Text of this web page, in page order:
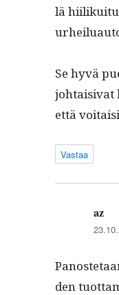
lä
Se hyvä
johtaisi­vat
että
Vastaa
az
den